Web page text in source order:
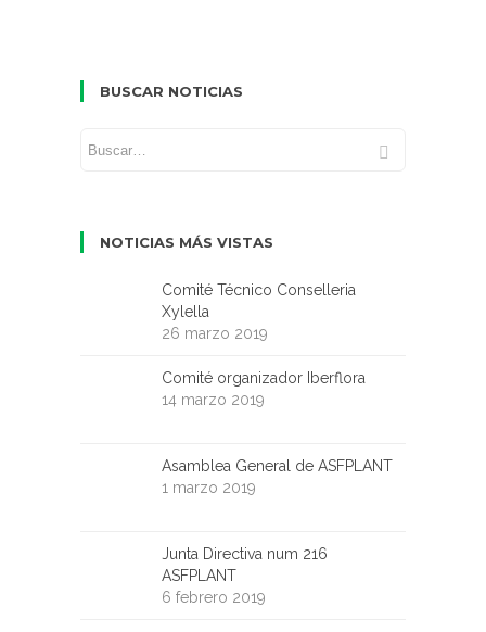
BUSCAR NOTICIAS
NOTICIAS MÁS VISTAS
Comité Técnico Conselleria
Xylella
26 marzo 2019
Comité organizador Iberflora
14 marzo 2019
Asamblea General de ASFPLANT
1 marzo 2019
Junta Directiva num 216
ASFPLANT
6 febrero 2019